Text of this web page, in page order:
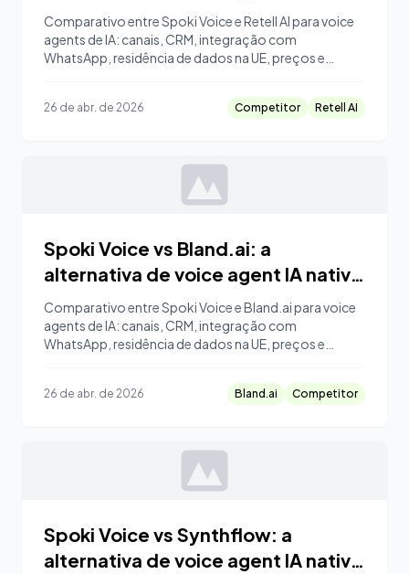
do WhatsApp
Comparativo entre Spoki Voice e Retell AI para voice
agents de IA: canais, CRM, integração com
WhatsApp, residência de dados na UE, preços e
26 de abr. de 2026 Competitor Retell AI
Spoki Voice vs Bland.ai: a
alternativa de voice agent IA nativa
do WhatsApp
Comparativo entre Spoki Voice e Bland.ai para voice
agents de IA: canais, CRM, integração com
WhatsApp, residência de dados na UE, preços e
26 de abr. de 2026 Bland.ai Competitor
Spoki Voice vs Synthflow: a
alternativa de voice agent IA nativa